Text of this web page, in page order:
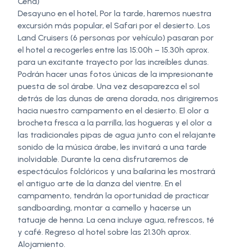
Desayuno en el hotel, Por la tarde, haremos nuestra
excursión más popular, el Safari por el desierto. Los
Land Cruisers (6 personas por vehículo) pasaran por
el hotel a recogerles entre las 15:00h – 15.30h aprox.
para un excitante trayecto por las increíbles dunas.
Podrán hacer unas fotos únicas de la impresionante
puesta de sol árabe. Una vez desaparezca el sol
detrás de las dunas de arena dorada, nos dirigiremos
hacia nuestro campamento en el desierto. El olor a
brocheta fresca a la parrilla, las hogueras y el olor a
las tradicionales pipas de agua junto con el relajante
sonido de la música árabe, les invitará a una tarde
inolvidable. Durante la cena disfrutaremos de
espectáculos folclóricos y una bailarina les mostrará
el antiguo arte de la danza del vientre. En el
campamento, tendrán la oportunidad de practicar
sandboarding, montar a camello y hacerse un
tatuaje de henna. La cena incluye agua, refrescos, té
y café. Regreso al hotel sobre las 21.30h aprox.
Alojamiento.